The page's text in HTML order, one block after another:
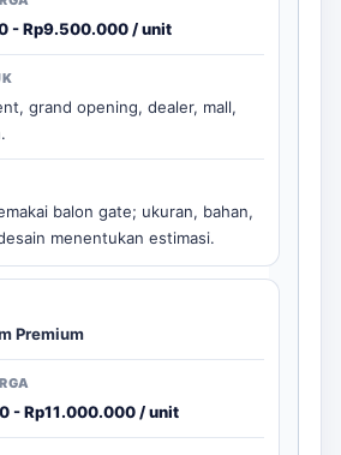
- Rp9.500.000 / unit
grand opening, dealer, mall,
balon gate; ukuran, bahan,
menentukan estimasi.
Premium
- Rp11.000.000 / unit